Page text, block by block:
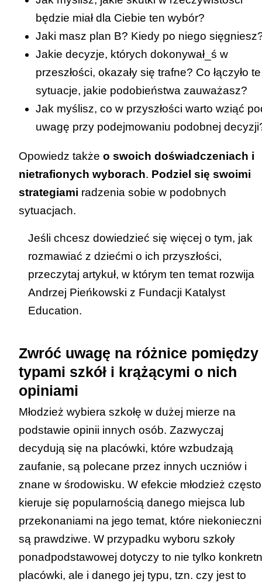
będzie miał dla Ciebie ten wybór?
Jaki masz plan B? Kiedy po niego
Jakie decyzje, których dokonywał_ś w
przeszłości, okazały się trafne? Co łączyło te
sytuacje, jakie podobieństwa zauważasz?
Jak myślisz, co w przyszłości warto wziąć
uwagę przy podejmowaniu podobnej
Opowiedz także o swoich doświadczeniach i
nietrafionych wyborach. Podziel się swoimi
strategiami radzenia sobie w podobnych
sytuacjach.
Jeśli chcesz dowiedzieć się więcej o tym, jak
rozmawiać z dziećmi o ich przyszłości,
przeczytaj artykuł, w którym ten temat rozwija
Andrzej Pieńkowski z Fundacji Katalyst
Education.
Zwróć uwagę na różnice pomiędzy
typami szkół i krążącymi o nich
opiniami
Młodzież wybiera szkołę w dużej mierze na
podstawie opinii innych osób. Zazwyczaj
decydują się na placówki, które wzbudzają
zaufanie, są polecane przez innych uczniów i
znane w środowisku. W efekcie młodzież często
kieruje się popularnością danego miejsca lub
przekonaniami na jego temat, które
są prawdziwe. W przypadku wyboru szkoły
ponadpodstawowej dotyczy to nie tylko
placówki, ale i danego jej typu, tzn. czy jest to